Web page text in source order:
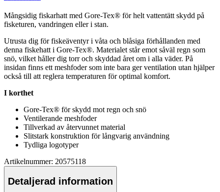
Mångsidig fiskarhatt med Gore-Tex® för helt vattentätt skydd på
fisketuren, vandringen eller i stan.
Utrusta dig för fiskeäventyr i våta och blåsiga förhållanden med
denna fiskehatt i Gore-Tex®. Materialet står emot såväl regn som
snö, vilket håller dig torr och skyddad året om i alla väder. På
insidan finns ett meshfoder som inte bara ger ventilation utan hjälper
också till att reglera temperaturen för optimal komfort.
I korthet
Gore-Tex® för skydd mot regn och snö
Ventilerande meshfoder
Tillverkad av återvunnet material
Slitstark konstruktion för långvarig användning
Tydliga logotyper
Artikelnummer: 20575118
Detaljerad information